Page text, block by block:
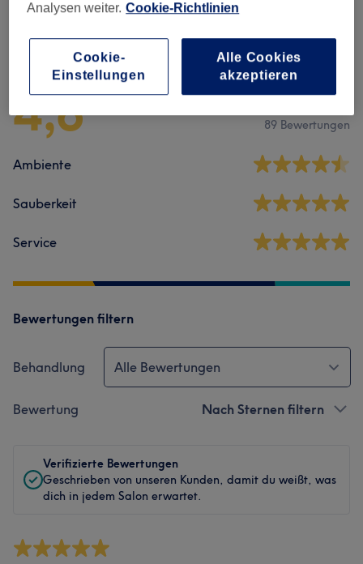
Salonbewertungen
4,8 89 Bewertungen
Ambiente
Sauberkeit
Service
Bewertungen filtern
Behandlung Alle Bewertungen
Bewertung Nach Sternen filtern
Verifizierte Bewertungen
Geschrieben von unseren Kunden, damit du weißt, was
dich in jedem Salon erwartet.
Analysen weiter. Cookie-Richtlinien
Cookie-
Einstellungen
Alle Cookies
akzeptieren